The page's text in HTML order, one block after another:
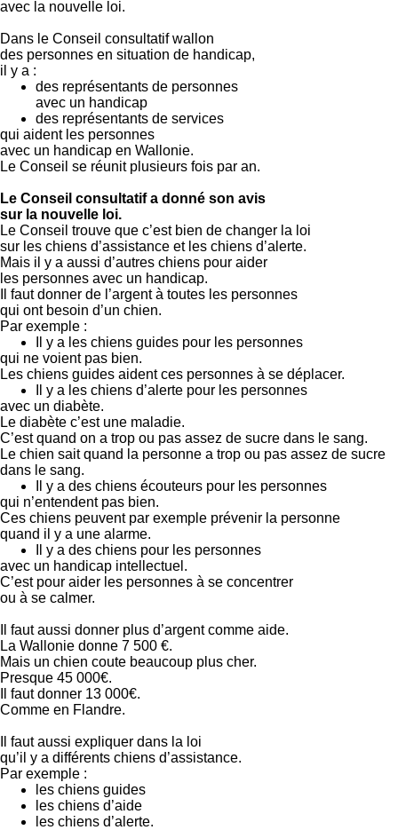
avec la nouvelle loi.
Dans le Conseil consultatif wallon
des personnes en situation de handicap,
il y a :
des représentants de personnes
avec un handicap
des représentants de services
qui aident les personnes
avec un handicap en Wallonie.
Le Conseil se réunit plusieurs fois par an.
Le Conseil consultatif a donné son avis
sur la nouvelle loi.
Le Conseil trouve que c’est bien de changer la loi
sur les chiens d’assistance et les chiens d’alerte.
Mais il y a aussi d’autres chiens pour aider
les personnes avec un handicap.
Il faut donner de l’argent à toutes les personnes
qui ont besoin d’un chien.
Par exemple :
Il y a les chiens guides pour les personnes
qui ne voient pas bien.
Les chiens guides aident ces personnes à se déplacer.
Il y a les chiens d’alerte pour les personnes
avec un diabète.
Le diabète c’est une maladie.
C’est quand on a trop ou pas assez de sucre dans le sang.
Le chien sait quand la personne a trop ou pas assez de sucre
dans le sang.
Il y a des chiens écouteurs pour les personnes
qui n’entendent pas bien.
Ces chiens peuvent par exemple prévenir la personne
quand il y a une alarme.
Il y a des chiens pour les personnes
avec un handicap intellectuel.
C’est pour aider les personnes à se concentrer
ou à se calmer.
Il faut aussi donner plus d’argent comme aide.
La Wallonie donne 7 500 €.
Mais un chien coute beaucoup plus cher.
Presque 45 000€.
Il faut donner 13 000€.
Comme en Flandre.
Il faut aussi expliquer dans la loi
qu’il y a différents chiens d’assistance.
Par exemple :
les chiens guides
les chiens d’aide
les chiens d’alerte.